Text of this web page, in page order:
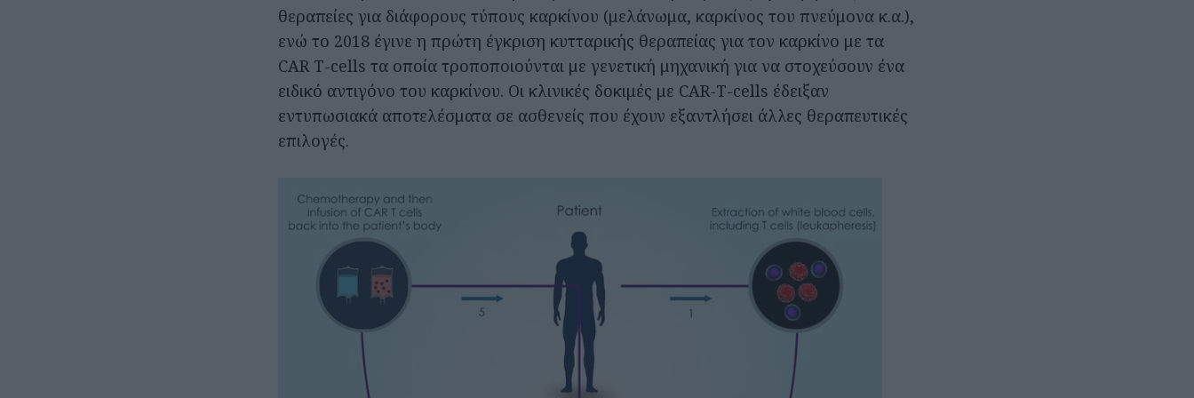
θεραπείες για διάφορους τύπους καρκίνου (μελάνωμα, καρκίνος του πνεύμονα κ.α.),
ενώ το 2018 έγινε η πρώτη έγκριση κυτταρικής θεραπείας για τον καρκίνο με τα
CAR T-cells τα οποία τροποποιούνται με γενετική μηχανική για να στοχεύσουν ένα
ειδικό αντιγόνο του καρκίνου. Οι κλινικές δοκιμές με CAR-T-cells έδειξαν
εντυπωσιακά αποτελέσματα σε ασθενείς που έχουν εξαντλήσει άλλες θεραπευτικές
επιλογές.